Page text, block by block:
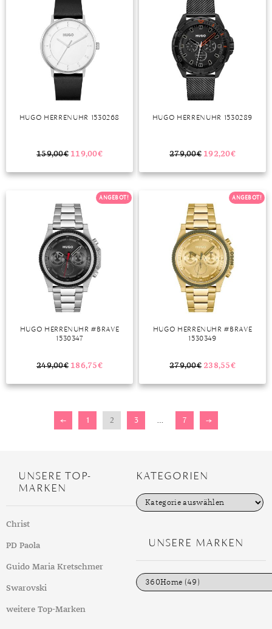
HUGO HERRENUHR 1530268
159,00€ 119,00€
HUGO HERRENUHR 1530289
279,00€ 192,20€
ANGEBOT!
HUGO HERRENUHR #BRAVE
1530347
249,00€ 186,75€
ANGEBOT!
HUGO HERRENUHR #BRAVE
1530349
279,00€ 238,55€
← 1 2 3 … 7 →
UNSERE TOP-
MARKEN
Christ
PD Paola
Guido Maria Kretschmer
Swarovski
weitere Top-Marken
KATEGORIEN
K
a
e
n
UNSERE MARKEN